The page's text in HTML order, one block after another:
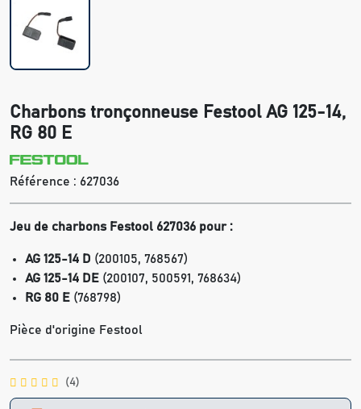
Charbons tronçonneuse Festool AG 125-14,
RG 80 E
Référence : 627036
Jeu de charbons Festool 627036 pour :
AG 125-14 D (200105, 768567)
AG 125-14 DE (200107, 500591, 768634)
RG 80 E (768798)
Pièce d'origine Festool
(4)